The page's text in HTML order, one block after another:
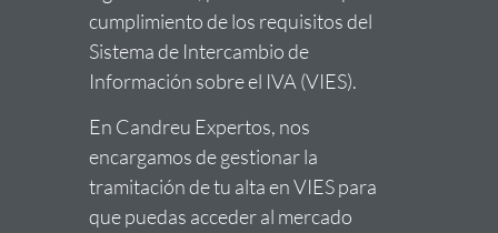
cumplimiento de los requisitos del
Sistema de Intercambio de
Información sobre el IVA (VIES).
En Candreu Expertos, nos
encargamos de gestionar la
tramitación de tu alta en VIES para
que puedas acceder al mercado